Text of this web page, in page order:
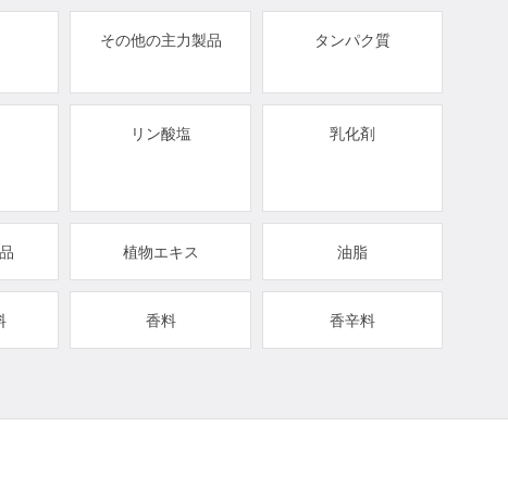
その他の主力製品 タンパク質
リン酸塩 乳化剤
植物エキス 油脂
香料 香辛料